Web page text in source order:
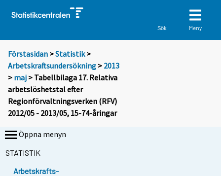
Sök Meny
Förstasidan >Statistik >
Arbetskraftsundersökning > 2013
> maj > Tabellbilaga 17. Relativa
arbetslöshetstal efter
Regionförvaltningsverken (RFV)
2012/05 - 2013/05, 15-74-åringar
Öppna menyn
STATISTIK
Arbetskrafts-